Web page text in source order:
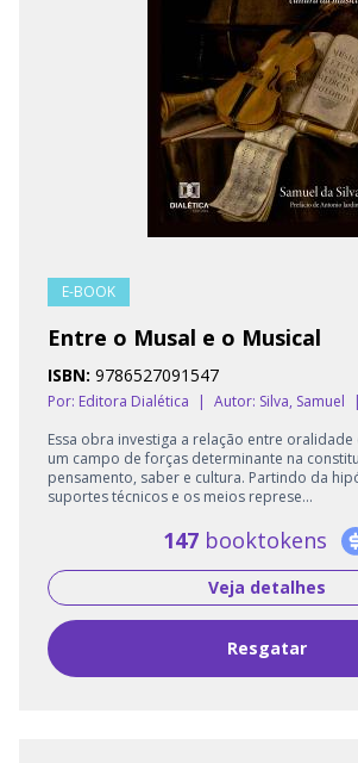
E-BOOK
Entre o Musal e o Musical
ISBN: 9786527091547
Por: Editora Dialética | Autor: Silva, Samuel |
Essa obra investiga a relação entre
um campo de forças determinante na
pensamento, saber e cultura. Partindo da
suportes técnicos e os meios represe...
147 booktokens
Veja detalhes
Resgatar